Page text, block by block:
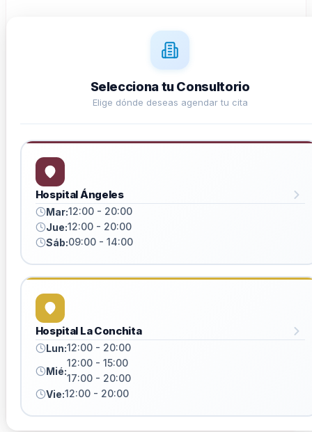
Selecciona tu Consultorio
Elige dónde deseas agendar tu cita
Hospital Ángeles
Mar:12:00 - 20:00
Jue:12:00 - 20:00
Sáb:09:00 - 14:00
Hospital La Conchita
Lun:12:00 - 20:00
Mié:
12:00 - 15:00
17:00 - 20:00
Vie:12:00 - 20:00